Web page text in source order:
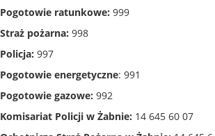
Pogotowie ratunkowe: 999
Straż pożarna: 998
Policja: 997
Pogotowie energetyczne: 991
Pogotowie gazowe: 992
Komisariat Policji w Żabnie: 14 645 60 07